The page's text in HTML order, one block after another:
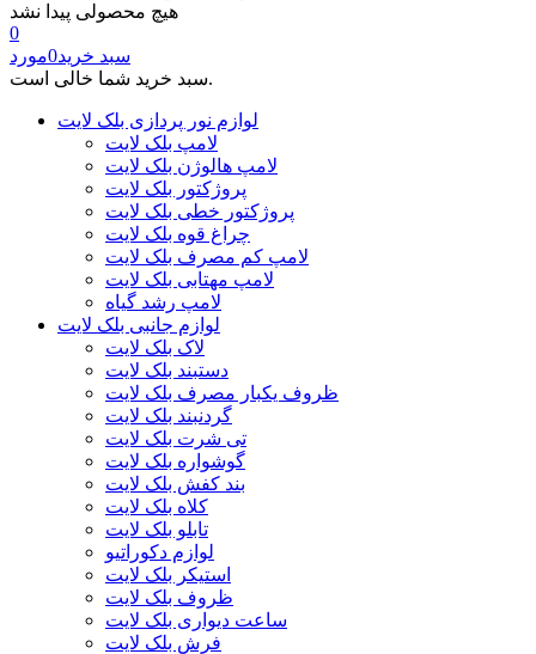
هیچ محصولی پیدا نشد
0
سبد خرید0مورد
سبد خرید شما خالی است.
لوازم نور پردازی بلک لایت
لامپ بلک لایت
لامپ هالوژن بلک لایت
پروژکتور بلک لایت
پروژکتور خطی بلک لایت
چراغ قوه بلک لایت
لامپ کم مصرف بلک لایت
لامپ مهتابی بلک لایت
لامپ رشد گیاه
لوازم جانبی بلک لایت
لاک بلک لایت
دستبند بلک لایت
ظروف یکبار مصرف بلک لایت
گردنبند بلک لایت
تی شرت بلک لایت
گوشواره بلک لایت
بند کفش بلک لایت
کلاه بلک لایت
تابلو بلک لایت
لوازم دکوراتیو
استیکر بلک لایت
ظروف بلک لایت
ساعت دیواری بلک لایت
فرش بلک لایت